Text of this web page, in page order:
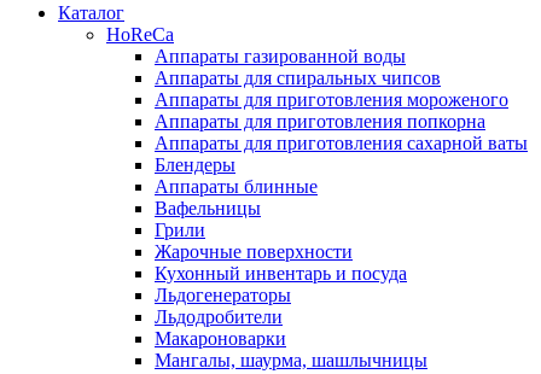
Каталог
HoReCa
Аппараты газированной воды
Аппараты для спиральных чипсов
Аппараты для приготовления мороженого
Аппараты для приготовления попкорна
Аппараты для приготовления сахарной ваты
Блендеры
Аппараты блинные
Вафельницы
Грили
Жарочные поверхности
Кухонный инвентарь и посуда
Льдогенераторы
Льдодробители
Макароноварки
Мангалы, шаурма, шашлычницы